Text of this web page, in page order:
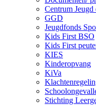
Centrum Jeugd
GGD
Jeugdfonds
Kids First BSO
Kids First
KIES
Kinderopvang
KiVa
Stichting